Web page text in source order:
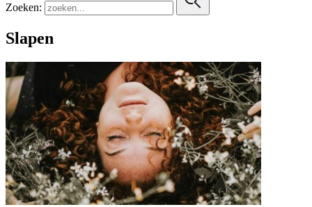
Zoeken:
Slapen